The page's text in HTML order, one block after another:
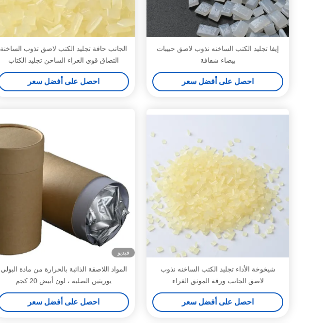
إيفا تجليد الكتب الساخنه نذوب لاصق حبيبات
بيضاء شفافة
احصل على أفضل سعر
الجانب حافة تجليد الكتب لاصق تذوب الساخنة
التصاق قوي الغراء الساخن تجليد الكتاب
احصل على أفضل سعر
شيخوخة الأداء تجليد الكتب الساخنه نذوب
لاصق الجانب ورقة الموثق الغراء
احصل على أفضل سعر
فيديو
المواد اللاصقة الذائبة بالحرارة من مادة البولي
يوريثين الصلبة ، لون أبيض 20 كجم
احصل على أفضل سعر